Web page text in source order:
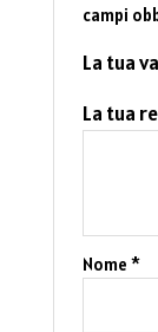
campi
La tua
La tua
Nome*